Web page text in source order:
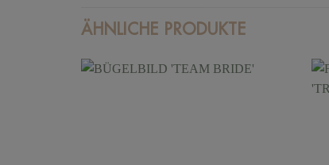
ÄHNLICHE PRODUKTE